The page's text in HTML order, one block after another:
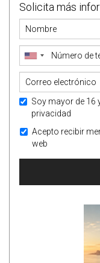
Solicita más
Soy mayor de 16
privacidad
Acepto recibir
web